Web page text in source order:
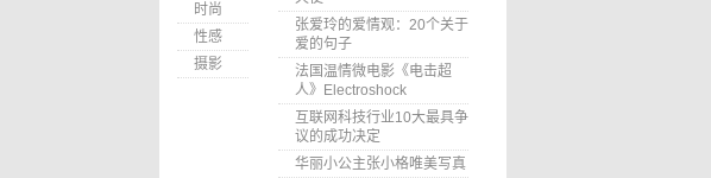
时尚
性感
摄影
张爱玲的爱情观：20个关于
爱的句子
法国温情微电影《电击超
人》Electroshock
互联网科技行业10大最具争
议的成功决定
华丽小公主张小格唯美写真